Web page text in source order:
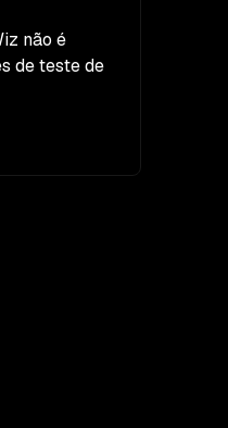
não é
de teste de